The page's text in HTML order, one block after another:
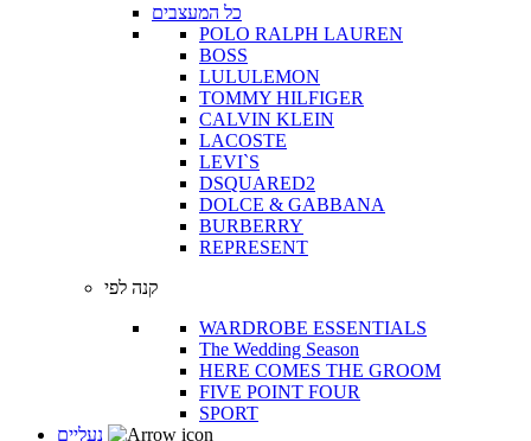
כל המעצבים
POLO RALPH LAUREN
BOSS
LULULEMON
TOMMY HILFIGER
CALVIN KLEIN
LACOSTE
LEVI`S
DSQUARED2
DOLCE & GABBANA
BURBERRY
REPRESENT
קנה לפי
WARDROBE ESSENTIALS
The Wedding Season
HERE COMES THE GROOM
FIVE POINT FOUR
SPORT